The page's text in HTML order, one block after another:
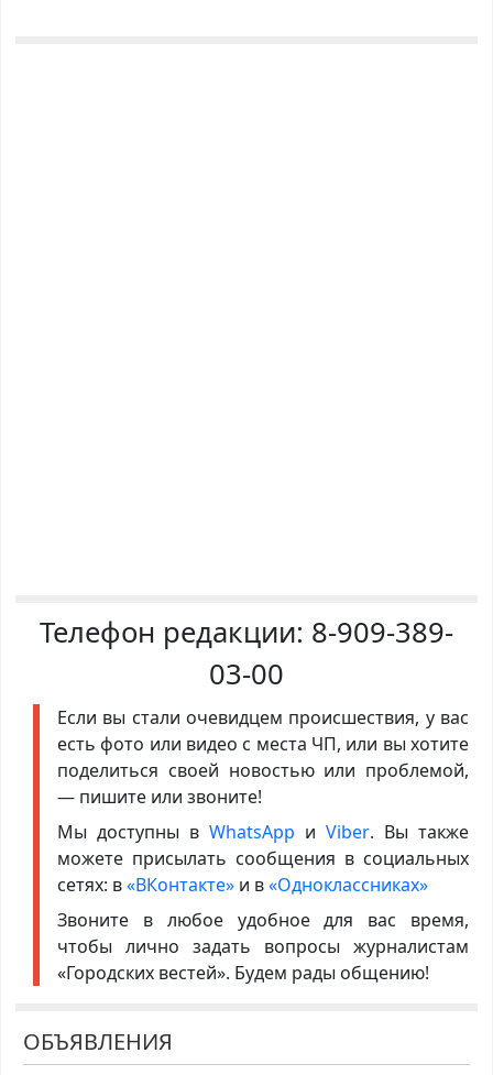
Телефон редакции: 8-909-389-
03-00
Если вы стали очевидцем происшествия, у вас
есть фото или видео с места ЧП, или вы хотите
поделиться своей новостью или проблемой,
— пишите или звоните!
Мы доступны в WhatsApp иViber. Вы также
можете присылать сообщения в социальных
сетях: в«ВКонтакте»и в«Одноклассниках»
Звоните в любое удобное для вас время,
чтобы лично задать вопросы журналистам
«Городских вестей». Будем рады общению!
ОБЪЯВЛЕНИЯ